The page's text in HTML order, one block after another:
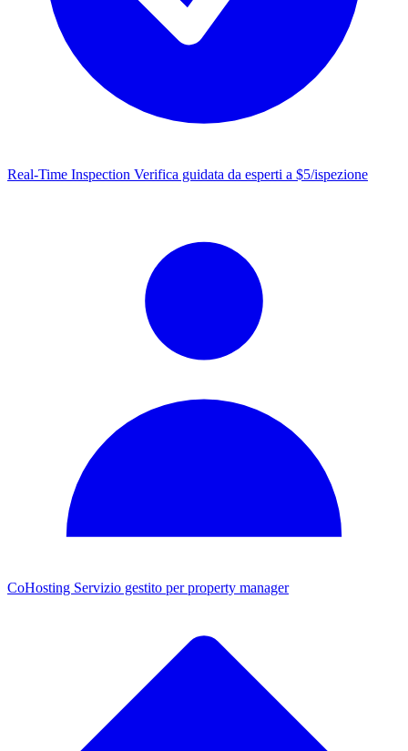
Real-Time Inspection Verifica guidata da esperti a $5/ispezione
CoHosting Servizio gestito per property manager